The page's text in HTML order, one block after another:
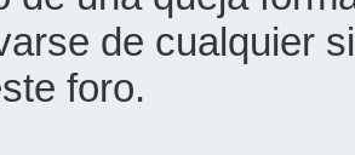
de cualquier
foro.